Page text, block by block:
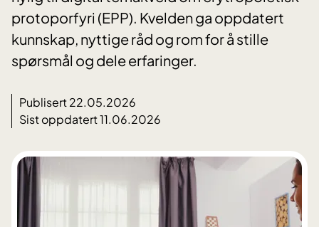
protoporfyri (EPP). Kvelden ga oppdatert
kunnskap, nyttige råd og rom for å stille
spørsmål og dele erfaringer.
Publisert 22.05.2026
Sist oppdatert 11.06.2026